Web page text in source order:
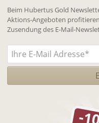
Beim Hubertus Gold
Aktions-Angeboten
Zusendung des E-Mail-